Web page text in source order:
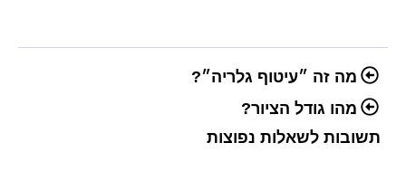
מה זה ״עיטוף גלריה״?
מהו גודל הציור?
תשובות לשאלות נפוצות